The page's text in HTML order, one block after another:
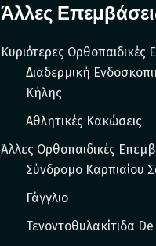
Άλλες
Κυριότερες Ορθοπαιδικές
Διαδερμική
Κήλης
Αθλητικές Κακώσεις
Άλλες Ορθοπαιδικές
Σύνδρομο Καρπιαίου
Γάγγλιο
Τενοντοθυλακίτιδα